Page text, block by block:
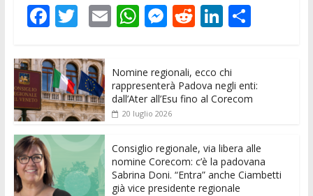
F
e
b
o
o
k
T
itt
er
E
l
W
s
A
p
p
M
ss
e
n
er
R
di
t
Li
k
e
dI
C
di
vi
Nomine regionali, ecco chi
rappresenterà Padova negli enti:
dall’Ater all’Esu fino al Corecom
20 luglio 2026
Consiglio regionale, via libera alle
nomine Corecom: c’è la padovana
Sabrina Doni. “Entra” anche Ciambetti
già vice presidente regionale